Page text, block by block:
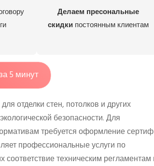
Делаем пресональные
скидки постоянным клиентам
5 минут
отделки стен, потолков и других
безопасности. Для
требуется оформление
профессиональные услуги по
техническим регламентам